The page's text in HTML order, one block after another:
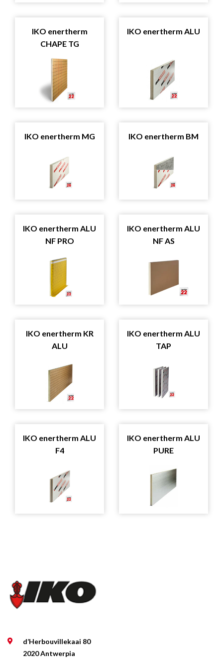
IKO enertherm
CHAPE TG
IKO enertherm ALU
IKO enertherm MG IKO enertherm BM
IKO enertherm ALU
NF PRO
IKO enertherm ALU
NF AS
IKO enertherm KR
ALU
IKO enertherm ALU
TAP
IKO enertherm ALU
F4
IKO enertherm ALU
PURE
d’Herbouvillekaai 80
2020 Antwerpia